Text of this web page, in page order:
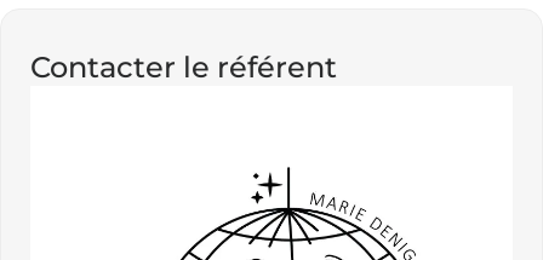
Contacter le référent